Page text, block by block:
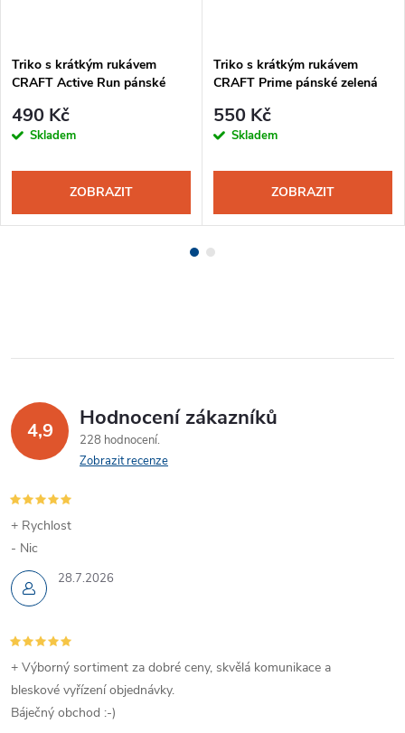
Triko s krátkým rukávem
CRAFT Active Run pánské
490 Kč
Skladem
ZOBRAZIT
Triko s krátkým rukávem
CRAFT Prime pánské zelená
550 Kč
Skladem
ZOBRAZIT
4,9 Hodnocení zákazníků
228 hodnocení
Zobrazit recenze
28.7.2026
+ Rychlost
- Nic
+ Výborný sortiment za dobré ceny, skvělá komunikace a
bleskové vyřízení objednávky.
Báječný obchod :-)